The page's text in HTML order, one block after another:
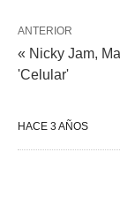
ANTERIOR
« Nicky Jam,
'Celular'
HACE 3 AÑOS